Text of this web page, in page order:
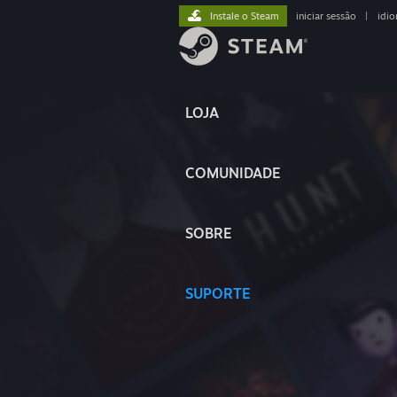
LOJA
COMUNIDADE
SOBRE
SUPORTE
Instale o Steam iniciar sessão